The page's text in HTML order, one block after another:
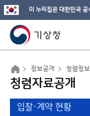
이 누리집은 대한민국
정보공개 청렴정
청렴자료공개
입찰·계약 현황